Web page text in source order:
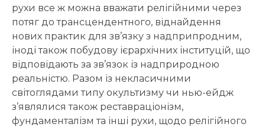
рухи все ж можна вважати релігійними через
потяг до трансцендентного, віднайдення
нових практик для зв’язку з надприпродним,
іноді також побудову ієрархічних інституцій, що
відповідають за зв’язок із надприродною
реальністю. Разом із некласичними
світоглядами типу окультизму чи нью-ейдж
з’являлися також реставраціонізм,
фундаменталізм та інші рухи, щодо релігійного